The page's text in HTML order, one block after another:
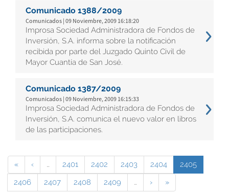
Comunicado 1388/2009
Comunicados | 09 Noviembre, 2009 16:18:20
Improsa Sociedad Administradora de Fondos de
Inversión, S.A. informa sobre la notificación
recibida por parte del Juzgado Quinto Civil de
Mayor Cuantía de San José.
Comunicado 1387/2009
Comunicados | 09 Noviembre, 2009 16:15:33
Improsa Sociedad Administradora de Fondos de
Inversión, S.A. comunica el nuevo valor en libros
de las participaciones.
« ‹ … 2401 2402 2403 2404
2405
2406
2407 2408 2409 … › »